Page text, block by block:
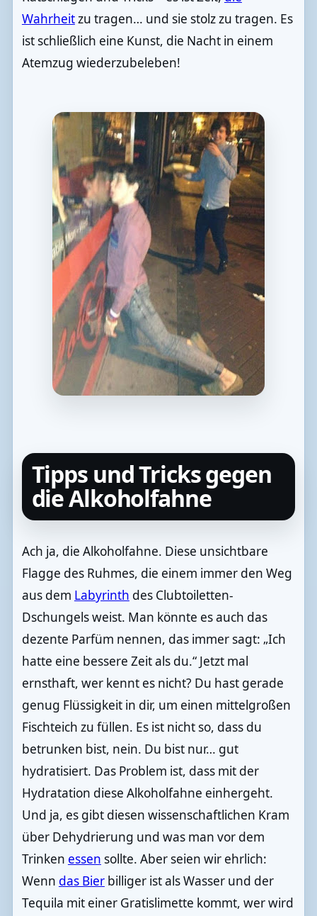
Wahrheitzu tragen… und sie stolz zu tragen. Es
ist schließlich eine Kunst, die Nacht in einem
Atemzug wiederzubeleben!
Tipps und Tricks gegen
die Alkoholfahne
Ach ja, die Alkoholfahne. Diese unsichtbare
Flagge des Ruhmes, die einem immer den Weg
aus dem Labyrinth des Clubtoiletten-
Dschungels weist. Man könnte es auch das
dezente Parfüm nennen, das immer sagt: „Ich
hatte eine bessere Zeit als du.“ Jetzt mal
ernsthaft, wer kennt es nicht? Du hast gerade
genug Flüssigkeit in dir, um einen mittelgroßen
Fischteich zu füllen. Es ist nicht so, dass du
betrunken bist, nein. Du bist nur… gut
hydratisiert. Das Problem ist, dass mit der
Hydratation diese Alkoholfahne einhergeht.
Und ja, es gibt diesen wissenschaftlichen Kram
über Dehydrierung und was man vor dem
Trinken essen sollte. Aber seien wir ehrlich:
Wenn das Bierbilliger ist als Wasser und der
Tequila mit einer Gratislimette kommt, wer wird